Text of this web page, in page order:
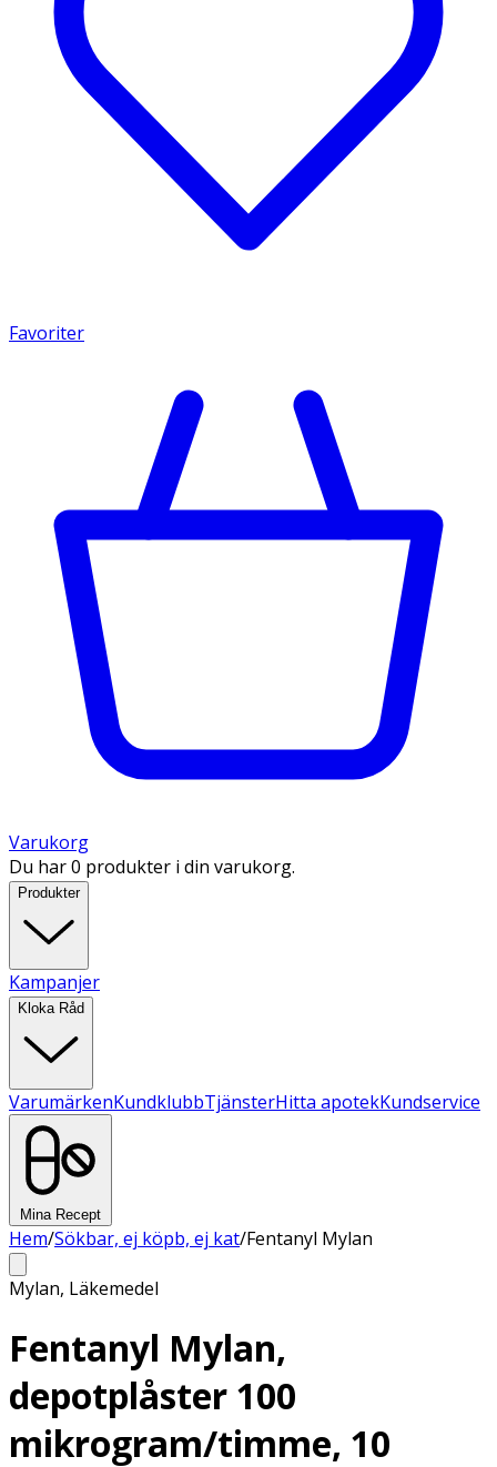
Favoriter
Varukorg
Du har 0 produkter i din varukorg.
Produkter
Kampanjer
Kloka Råd
VarumärkenKundklubbTjänsterHitta apotekKundservice
Mina Recept
Hem/Sökbar, ej köpb, ej kat/Fentanyl Mylan
Mylan, Läkemedel
Fentanyl Mylan,
depotplåster 100
mikrogram/timme, 10